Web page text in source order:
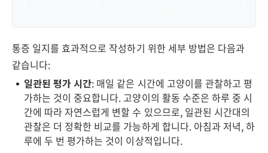
통증 일지를 효과적으로 작성하기 위한 세부 방법은 다음과
같습니다:
일관된 평가 시간: 매일 같은 시간에 고양이를 관찰하고 평
가하는 것이 중요합니다. 고양이의 활동 수준은 하루 중 시
간에 따라 자연스럽게 변할 수 있으므로, 일관된 시간대의
관찰은 더 정확한 비교를 가능하게 합니다. 아침과 저녁, 하
루에 두 번 평가하는 것이 이상적입니다.